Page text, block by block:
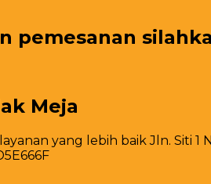
pemesanan
Meja
yang lebih baik Jln. Siti 1